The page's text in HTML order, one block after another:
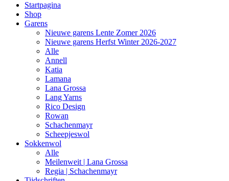
Startpagina
Shop
Garens
Nieuwe garens Lente Zomer 2026
Nieuwe garens Herfst Winter 2026-2027
Alle
Annell
Katia
Lamana
Lana Grossa
Lang Yarns
Rico Design
Rowan
Schachenmayr
Scheepjeswol
Sokkenwol
Alle
Meilenweit | Lana Grossa
Regia | Schachenmayr